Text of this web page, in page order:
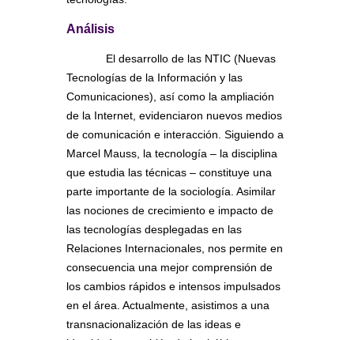
Análisis
El desarrollo de las NTIC (Nuevas
Tecnologías de la Información y las
Comunicaciones), así como la ampliación
de la Internet, evidenciaron nuevos medios
de comunicación e interacción. Siguiendo a
Marcel Mauss, la tecnología – la disciplina
que estudia las técnicas – constituye una
parte importante de la sociología. Asimilar
las nociones de crecimiento e impacto de
las tecnologías desplegadas en las
Relaciones Internacionales, nos permite en
consecuencia una mejor comprensión de
los cambios rápidos e intensos impulsados
en el área. Actualmente, asistimos a una
transnacionalización de las ideas e